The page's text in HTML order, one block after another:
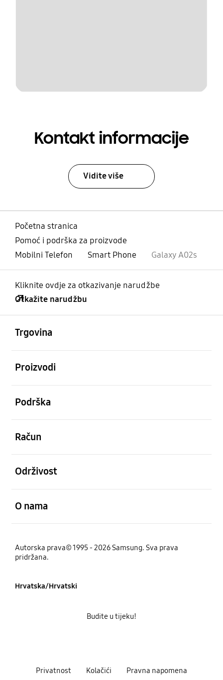
Kontakt informacije
Vidite više
Početna stranica
Pomoć i podrška za proizvode
Mobilni Telefon
Smart Phone Galaxy A02s
Kliknite ovdje za otkazivanje narudžbe
Otkažite narudžbu
Trgovina
Proizvodi
Podrška
Račun
Održivost
O nama
Autorska prava© 1995 - 2026 Samsung. Sva prava
pridržana.
Hrvatska/Hrvatski
Privatnost Kolačići Pravna napomena
Budite u tijeku!